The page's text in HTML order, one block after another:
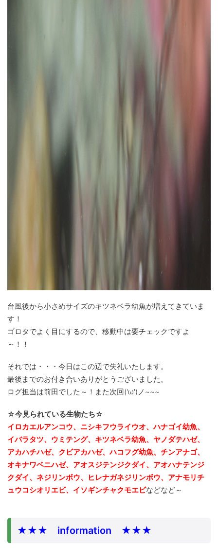
台風後から小さめサイズのキツネベラ幼魚が増えてきていま
す！
ゴロタでよく目にするので、移動中は要チェックですよ
～！！
それでは・・・今日はこの辺で失礼いたします。
最後までのお付き合いありがとうございました。
ログ担当は前田でした～！また次回('ω')ノ~~~
☆今見られている生物たち☆
イロカエルアンコウ、ニシキフウライウオ、ハナゴイ幼魚、
イバラタツ、ウミテング、キツネベラ幼魚、ヤノダテハゼ、
アカハチハゼ、クビアカハゼ、ハコフグ幼魚、チンアナゴ、
オキナワベニハゼ、アオスジテンジクダイ、アオハナテンジ
クダイ、ネジリンボウ、ヒレナガネジリンボウ、アナモリチ
ュウコシオリエビ、イソギンチャクモエビなどなど～
★★★ information ★★★